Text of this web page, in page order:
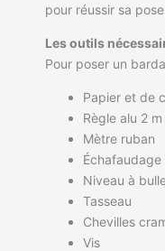
pour réussir sa
Les outils
Pour poser un
Papier et de
Règle alu 2 m
Mètre ruban
Échafaudage
Niveau à
Tasseau
Chevilles
Vis